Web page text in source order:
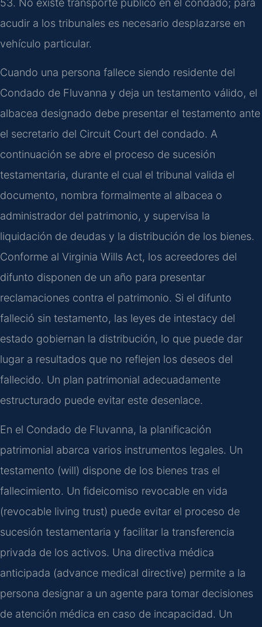
53. No existe transporte público en el condado; para
acudir a los tribunales es necesario desplazarse en
vehículo particular.
Cuando una persona fallece siendo residente del
Condado de Fluvanna y deja un testamento válido, el
albacea designado debe presentar el testamento ante
el secretario del Circuit Court del condado. A
continuación se abre el proceso de sucesión
testamentaria, durante el cual el tribunal valida el
documento, nombra formalmente al albacea o
administrador del patrimonio, y supervisa la
liquidación de deudas y la distribución de los bienes.
Conforme al Virginia Wills Act, los acreedores del
difunto disponen de un año para presentar
reclamaciones contra el patrimonio. Si el difunto
falleció sin testamento, las leyes de intestacy del
estado gobiernan la distribución, lo que puede dar
lugar a resultados que no reflejen los deseos del
fallecido. Un plan patrimonial adecuadamente
estructurado puede evitar este desenlace.
En el Condado de Fluvanna, la planificación
patrimonial abarca varios instrumentos legales. Un
testamento (will) dispone de los bienes tras el
fallecimiento. Un fideicomiso revocable en vida
(revocable living trust) puede evitar el proceso de
sucesión testamentaria y facilitar la transferencia
privada de los activos. Una directiva médica
anticipada (advance medical directive) permite a la
persona designar a un agente para tomar decisiones
de atención médica en caso de incapacidad. Un